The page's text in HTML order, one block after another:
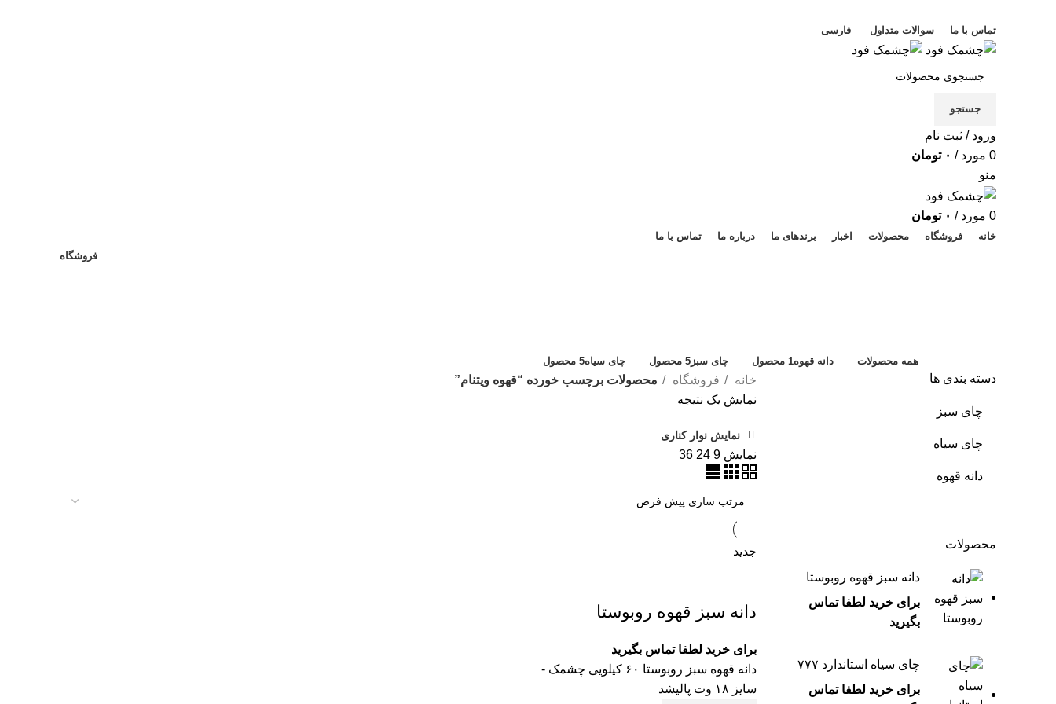
تماس با ما سوالات متداول فارسی
جستجو
ورود / ثبت نام
0 مورد / ۰ تومان
منو
0 مورد / ۰ تومان
خانه فروشگاه محصولات اخبار برندهای ما درباره ما
تماس با ما
فروشگاه
همه محصولات دانه قهوه1 محصول چای سبز5 محصول چای سیاه5 محصول
دسته بندی ها
چای سبز
چای سیاه
دانه قهوه
محصولات
دانه سبز قهوه روبوستا
برای خرید لطفا تماس
بگیرید
چای سیاه استاندارد ۷۷۷
برای خرید لطفا تماس
خانه فروشگاه
محصولات برچسب خورده “قهوه ویتنام”
نمایش یک نتیجه
نمایش نوار کناری
نمایش9
24
36
جدید
دانه سبز قهوه روبوستا
برای خرید لطفا تماس بگیرید
دانه قهوه سبز روبوستا ۶۰ کیلویی چشمک -
سایز ۱۸ وت پالیشد